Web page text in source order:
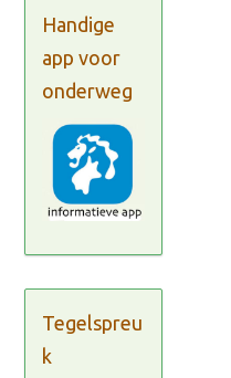
Handige
app voor
onderweg
Tegelspreu
k